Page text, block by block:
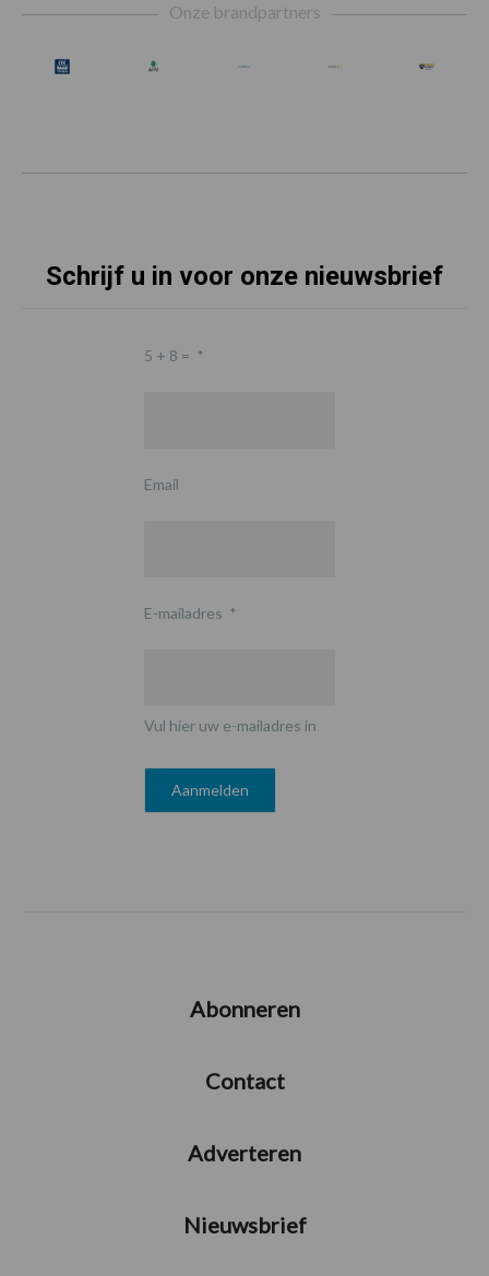
Onze brandpartners
Schrijf u in voor onze nieuwsbrief
5 + 8 = *
Email
E-mailadres *
Vul hier uw e-mailadres in
Abonneren
Contact
Adverteren
Nieuwsbrief